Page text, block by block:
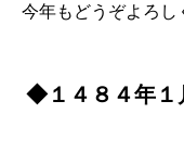
今年もどうぞよろし
◆１４８４年１